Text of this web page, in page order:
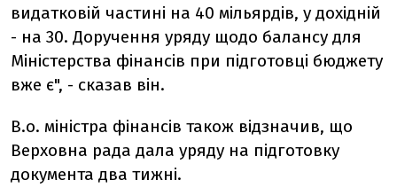
видатковій частині на 40 мільярдів, у дохідній
- на 30. Доручення уряду щодо балансу для
Міністерства фінансів при підготовці бюджету
вже є", - сказав він.
В.о. міністра фінансів також відзначив, що
Верховна рада дала уряду на підготовку
документа два тижні.